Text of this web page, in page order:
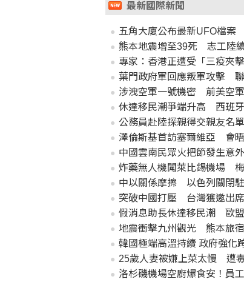
最新國際新聞
五角大廈公布最新UFO檔
熊本地震增至39死 志工陸
專家：香港正遭受「三疫夾
葉門政府軍回應叛軍攻擊
涉洩空軍一號機密 前美空
休達移民潮爭端升高 西班
公務員赴陸探親得交親友名
澤倫斯基首訪塞爾維亞 會
中國雲南民眾火把節發生意
炸藥無人機闖萊比錫機場
中以關係摩擦 以色列關閉
突破中國打壓 台灣獲邀出
假消息助長休達移民潮 歐
地震衝擊九州觀光 熊本旅
韓國極端高溫持續 政府強化
25歲人妻被嫌上菜太慢 遭毒
洛杉磯機場空廚爆食安！員